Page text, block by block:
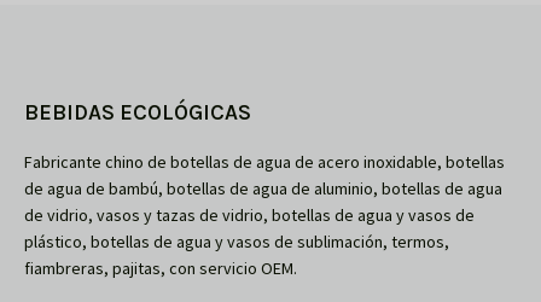
BEBIDAS ECOLÓGICAS
Fabricante chino de botellas de agua de acero inoxidable, botellas
de agua de bambú, botellas de agua de aluminio, botellas de agua
de vidrio, vasos y tazas de vidrio, botellas de agua y vasos de
plástico, botellas de agua y vasos de sublimación, termos,
fiambreras, pajitas, con servicio OEM.